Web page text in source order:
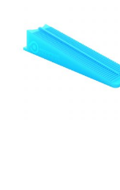
kan
gekozen